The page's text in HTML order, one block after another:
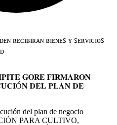
𝐆𝐎𝐑𝐄 𝐅𝐈𝐑𝐌𝐀𝐑𝐎𝐍
𝐃𝐄𝐋 𝐏𝐋𝐀𝐍 𝐃𝐄
del plan de negocio
PARA CULTIVO,